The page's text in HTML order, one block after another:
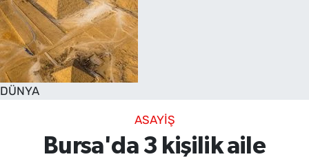
DÜNYA
ASAYİŞ
Bursa'da 3 kişilik aile